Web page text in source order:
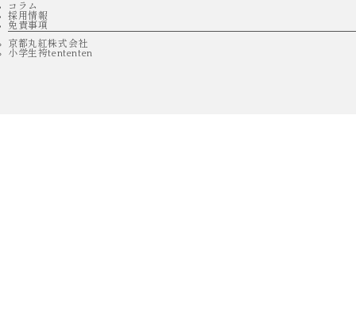
コラム
採用情報
免責事項
京都丸紅株式会社
小学生袴tententen